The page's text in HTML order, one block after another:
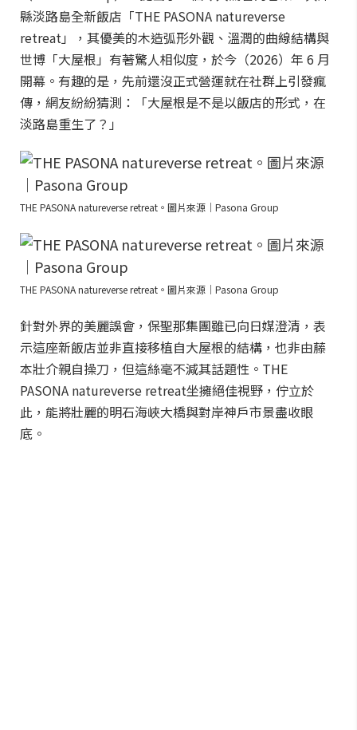
縣淡路島全新飯店「THE PASONA natureverse
retreat」，其優美的木造弧形外觀、溫潤的曲線結構與
世博「大屋根」有著驚人相似度，於今（2026）年 6 月
開幕。有趣的是，先前還沒正式營運就在社群上引發瘋
傳，網友紛紛猜測：「大屋根是不是以飯店的形式，在
淡路島重生了？」
THE PASONA natureverse retreat。圖片來源｜Pasona Group
THE PASONA natureverse retreat。圖片來源｜Pasona Group
針對外界的美麗誤會，保聖那集團雖已向日媒澄清，表
示這座新飯店並非直接移植自大屋根的結構，也非由藤
本壯介親自操刀，但這絲毫不減其話題性。THE
PASONA natureverse retreat坐擁絕佳視野，佇立於
此，能將壯麗的明石海峽大橋與對岸神戶市景盡收眼
底。